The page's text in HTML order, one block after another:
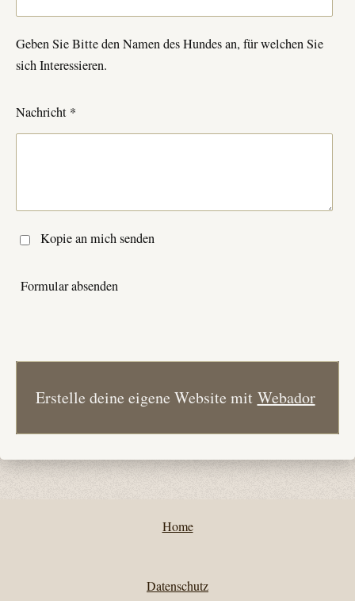
Geben Sie Bitte den Namen des Hundes an, für welchen Sie
sich Interessieren.
Nachricht *
Kopie an mich senden
Formular absenden
Erstelle deine eigene Website mit Webador
Home
Datenschutz